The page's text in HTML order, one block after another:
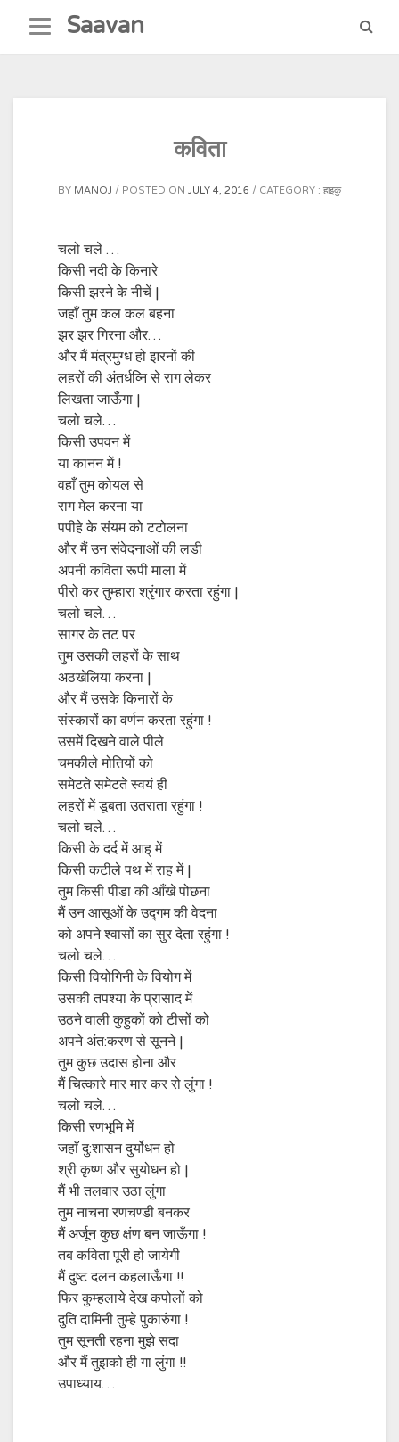
content
Saavan
कविता
BY MANOJ POSTED ON JULY 4, 2016 CATEGORY : हाइकु
चलो चले …
किसी नदी के किनारे
किसी झरने के नीचें |
जहाँ तुम कल कल बहना
झर झर गिरना और…
और मैं मंत्रमुग्ध हो झरनों की
लहरों की अंतर्धव्नि से राग लेकर
लिखता जाऊँगा |
चलो चले…
किसी उपवन में
या कानन में !
वहाँ तुम कोयल से
राग मेल करना या
पपीहे के संयम को टटोलना
और मैं उन संवेदनाओं की लडी
अपनी कविता रूपी माला में
पीरो कर तुम्हारा श्रृंगार करता रहुंगा |
चलो चले…
सागर के तट पर
तुम उसकी लहरों के साथ
अठखेलिया करना |
और मैं उसके किनारों के
संस्कारों का वर्णन करता रहुंगा !
उसमें दिखने वाले पीले
चमकीले मोतियों को
समेटते समेटते स्वयं ही
लहरों में डूबता उतराता रहुंगा !
चलो चले…
किसी के दर्द में आह् में
किसी कटीले पथ में राह में |
तुम किसी पीडा की आँखे पोछना
मैं उन आसूओं के उद्गम की वेदना
को अपने श्वासों का सुर देता रहुंगा !
चलो चले…
किसी वियोगिनी के वियोग में
उसकी तपश्या के प्रासाद में
उठने वाली कुहुकों को टीसों को
अपने अंत:करण से सूनने |
तुम कुछ उदास होना और
मैं चित्कारे मार मार कर रो लुंगा !
चलो चले…
किसी रणभूमि में
जहाँ दु:शासन दुर्योधन हो
श्री कृष्ण और सुयोधन हो |
मैं भी तलवार उठा लुंगा
तुम नाचना रणचण्डी बनकर
मैं अर्जून कुछ क्षंण बन जाऊँगा !
तब कविता पूरी हो जायेगी
मैं दुष्ट दलन कहलाऊँगा !!
फिर कुम्हलाये देख कपोलों को
दुति दामिनी तुम्हे पुकारुंगा !
तुम सूनती रहना मुझे सदा
और मैं तुझको ही गा लुंगा !!
उपाध्याय…